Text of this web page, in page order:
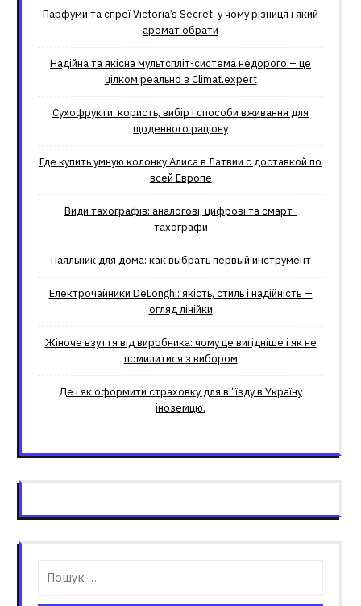
Парфуми та спреї Victoria’s Secret: у чому різниця і який
аромат обрати
Надійна та якісна мультспліт-система недорого – це
цілком реально з Climat.еxpert
Сухофрукти: користь, вибір і способи вживання для
щоденного раціону
Где купить умную колонку Алиса в Латвии с доставкой по
всей Европе
Види тахографів: аналогові, цифрові та смарт-
тахографи
Паяльник для дома: как выбрать первый инструмент
Електрочайники DeLonghi: якість, стиль і надійність —
огляд лінійки
Жіноче взуття від виробника: чому це вигідніше і як не
помилитися з вибором
Де і як оформити страховку для вʼїзду в Україну
іноземцю.